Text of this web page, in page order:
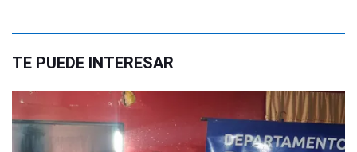
TE PUEDE INTERESAR